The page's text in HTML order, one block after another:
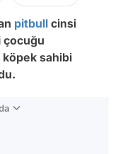
pitbull cinsi
çocuğu
köpek sahibi